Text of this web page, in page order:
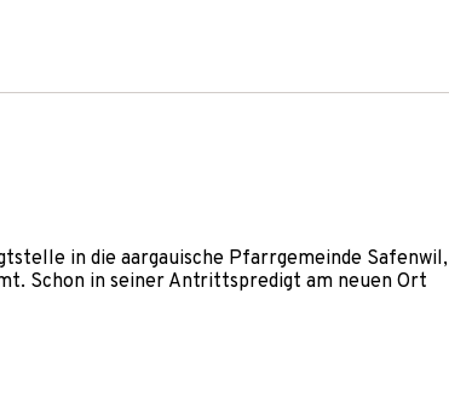
in die aargauische Pfarrgemeinde Safenwil,
Schon in seiner Antrittspredigt am neuen Ort